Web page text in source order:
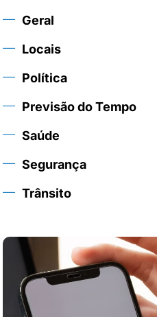
Geral
Locais
Política
Previsão do Tempo
Saúde
Segurança
Trânsito